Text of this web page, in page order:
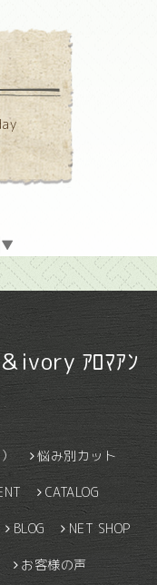
▼
ivory ｱﾛﾏｱﾝ
悩み別カット
CATALOG
BLOG NET SHOP
お客様の声